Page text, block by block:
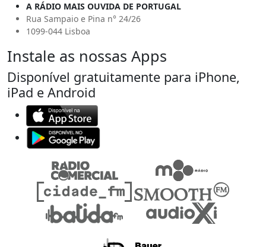
A RÁDIO MAIS OUVIDA DE PORTUGAL
Rua Sampaio e Pina n° 24/26
1099-044 Lisboa
Instale as nossas Apps
Disponível gratuitamente para iPhone,
iPad e Android